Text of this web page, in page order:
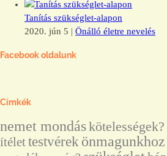
Tanítás szükséglet-alapon
2020. jún 5 | Önálló életre nevelés
Facebook oldalunk
Címkék
nemet mondáskötelességek?
ítélettestvérek